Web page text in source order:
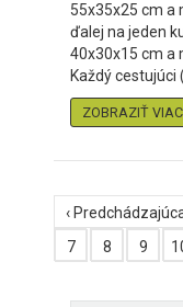
55x35x25 cm a
ďalej na jeden
40x30x15 cm a
Každý cestujúci
ZOBRAZIŤ VIAC
‹
7
8 9